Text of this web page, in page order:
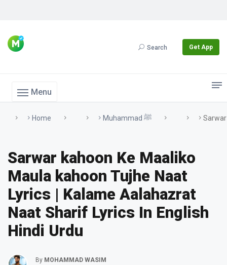
Search Get App
Menu
Home Muhammad ﷺ Sarwar
Sarwar kahoon Ke Maaliko
Maula kahoon Tujhe Naat
Lyrics | Kalame Aalahazrat
Naat Sharif Lyrics In English
Hindi Urdu
By MOHAMMAD WASIM